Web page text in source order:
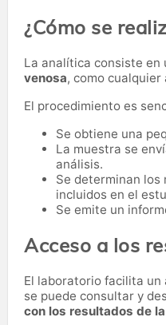
¿Cómo se
La analítica consiste en
venosa, como
El procedimiento es
Se obtiene una
La muestra se
análisis.
Se determinan los
incluidos en el
Se emite un
Acceso a los
El laboratorio facilita un
se puede consultar y
con los resultados de